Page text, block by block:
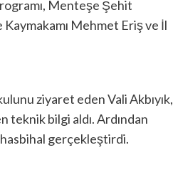
Menteşe Şehit
Kaymakamı Mehmet Eriş ve İl
ziyaret eden Vali Akbıyık,
bilgi aldı. Ardından
hasbihal gerçekleştirdi.